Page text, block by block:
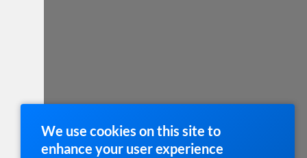
We use cookies on this site to
enhance your user experience